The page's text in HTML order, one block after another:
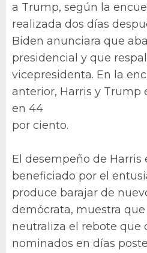
a Trump, según la
realizada dos días
Biden anunciara que
presidencial y que
vicepresidenta. En la
anterior, Harris y Trump
en 44
por ciento.
El desempeño de Harris
beneficiado por el
produce barajar de
demócrata, muestra
neutraliza el rebote que
nominados en días